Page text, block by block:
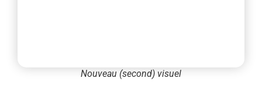
Nouveau (second) visuel